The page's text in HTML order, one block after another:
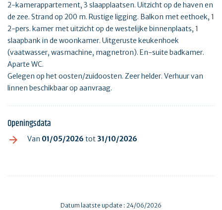
2-kamerappartement, 3 slaapplaatsen. Uitzicht op de haven en
de zee. Strand op 200 m. Rustige ligging. Balkon met eethoek, 1
2-pers. kamer met uitzicht op de westelijke binnenplaats, 1
slaapbank in de woonkamer. Uitgeruste keukenhoek
(vaatwasser, wasmachine, magnetron). En-suite badkamer.
Aparte WC.
Gelegen op het oosten/zuidoosten. Zeer helder. Verhuur van
linnen beschikbaar op aanvraag.
Openingsdata
Van 01/05/2026 tot31/10/2026
Datum laatste update : 24/06/2026